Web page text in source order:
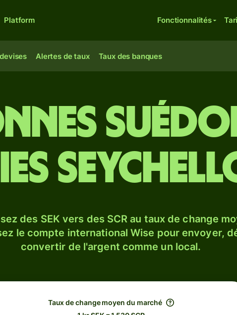
Platform Fonctionnalités
Alertes de taux Taux des banques
des SEK vers des SCR au taux de change
le compte international Wise pour envoyer,
convertir de l'argent comme un local.
Taux de change moyen du marché